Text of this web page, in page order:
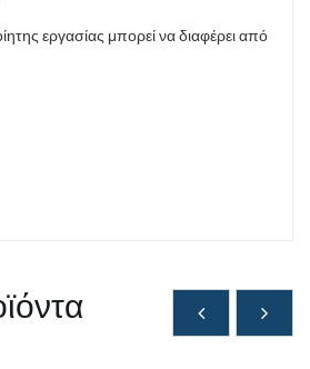
εργασίας μπορεί να διαφέρει από